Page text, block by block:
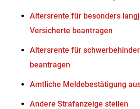
Altersrente für besonders
Versicherte beantragen
Altersrente für
beantragen
Amtliche Meldebestätigung
Andere Strafanzeige stellen